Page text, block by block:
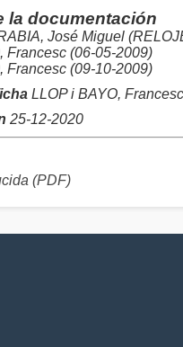
la documentación
José Miguel
Francesc (06-05-2009)
Francesc (09-10-2009)
LLOP i BAYO, Francesc
25-12-2020
(PDF)